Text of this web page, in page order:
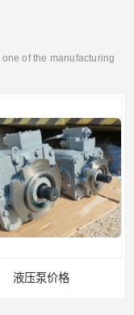
of the manufacturing
液压泵价格